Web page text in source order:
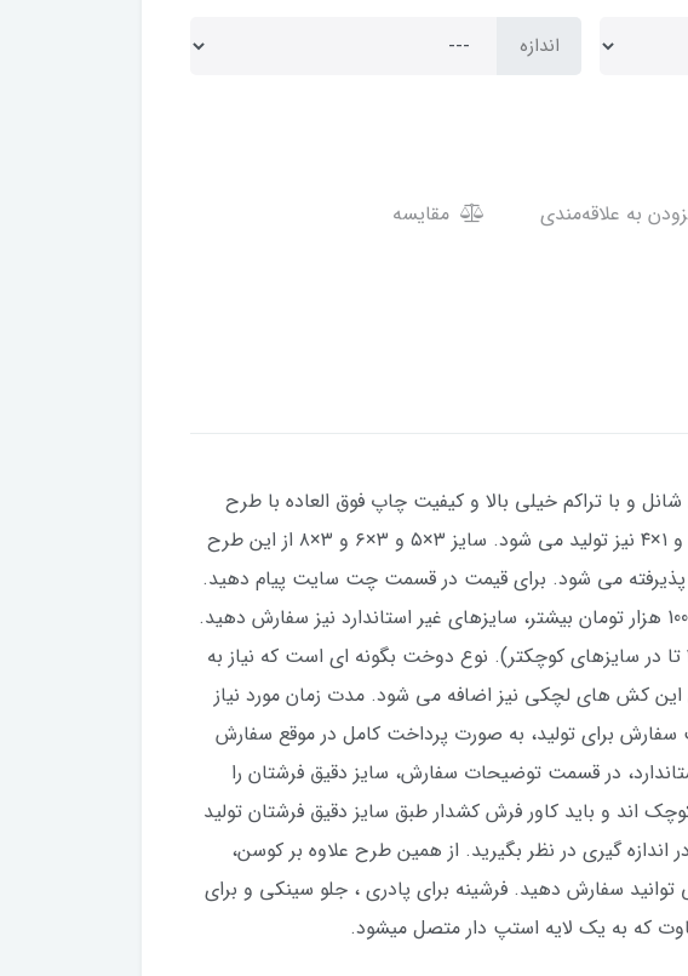
اندازه
مقایسه
و با تراکم خیلی بالا و کیفیت چاپ فوق العاده با طرح
بسیار زیبا در سایزهای 4 و 6 و 9 و 12 متری تولید می شود. از این طرح سایزهای ۱×۱.۵، ۱×۲، ۱×۳ و ۱×۴ نیز تولید می شود. سایز ۳×۵ و ۳×۶ و ۳×۸ از این طرح
خاص با عرض کمتر از ۳ متر و ۲۰ سانت، از این طرح پذیرفته می شود. برای قیمت در قسمت چت سایت پیام دهید.
در صورتی که فرش شما نسبت به اندازه های استاندارد بزرگتر یا کوچکتر باشند، می توانید در قبال 100 هزار تومان بیشتر، سایزهای غیر استاندارد نیز سفارش دهید.
این کاور فرش دارای کش های دور تا دور و کش های کمری است (۳ تا کش کمری در ۱۲ متری و ۲ تا در سایزهای کوچکتر). نوع دوخت بگونه ای است که نیاز به
را ندارد. اگرچه ما توصیه نمی کنیم ولی اگر مشتری بخواهد با مبلغ ۲۰ تومان این کش های لچکی نیز اضافه می شود. مدت زمان مورد نیاز
فرش به دلیل دریافت سفارش برای تولید، به صورت پرداخت کامل در موقع سفارش
در قسمت توضیحات سفارش، سایز دقیق فرشتان را
اند و باید کاور فرش کشدار طبق سایز دقیق فرشتان تولید
اندازه گیری در نظر بگیرید. از همین طرح علاوه بر کوسن،
سفارش دهید. فرشینه برای پادری ، جلو سینکی و برای
که به یک لایه استپ دار متصل میشود.